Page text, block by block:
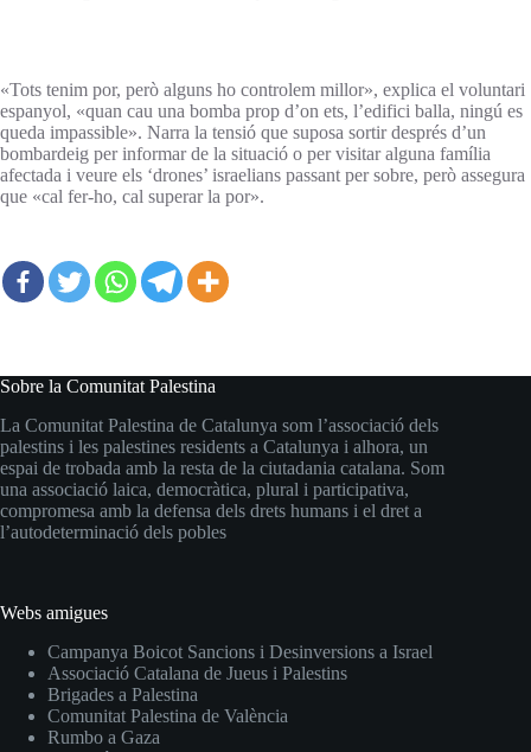
«Tots tenim por, però alguns ho controlem millor», explica el voluntari
espanyol, «quan cau una bomba prop d’on ets, l’edifici balla, ningú es
queda impassible». Narra la tensió que suposa sortir després d’un
bombardeig per informar de la situació o per visitar alguna família
afectada i veure els ‘drones’ israelians passant per sobre, però assegura
que «cal fer-ho, cal superar la por».
Sobre la Comunitat Palestina
La Comunitat Palestina de Catalunya som l’associació dels
palestins i les palestines residents a Catalunya i alhora, un
espai de trobada amb la resta de la ciutadania catalana. Som
una associació laica, democràtica, plural i participativa,
compromesa amb la defensa dels drets humans i el dret a
l’autodeterminació dels pobles
Webs amigues
Campanya Boicot Sancions i Desinversions a Israel
Associació Catalana de Jueus i Palestins
Brigades a Palestina
Comunitat Palestina de València
Rumbo a Gaza